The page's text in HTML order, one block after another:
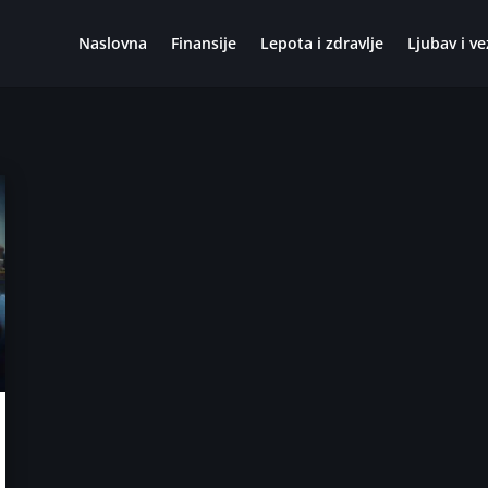
Naslovna Finansije Lepota i zdravlje Ljubav i